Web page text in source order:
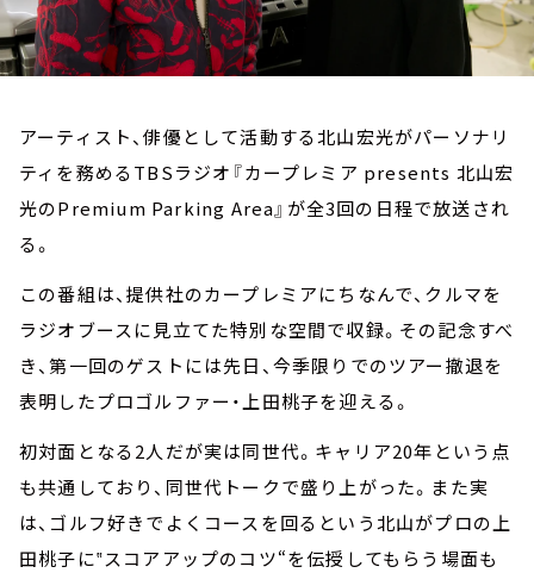
アーティスト、俳優として活動する北山宏光がパーソナリ
ティを務めるTBSラジオ『カープレミア presents 北山宏
光のPremium Parking Area』が全3回の日程で放送され
る。
この番組は、提供社のカープレミアにちなんで、クルマを
ラジオブースに見立てた特別な空間で収録。その記念すべ
き、第一回のゲストには先日、今季限りでのツアー撤退を
表明したプロゴルファー・上田桃子を迎える。
初対面となる2人だが実は同世代。キャリア20年という点
も共通しており、同世代トークで盛り上がった。また実
は、ゴルフ好きでよくコースを回るという北山がプロの上
田桃子に‟スコアアップのコツ“を伝授してもらう場面も